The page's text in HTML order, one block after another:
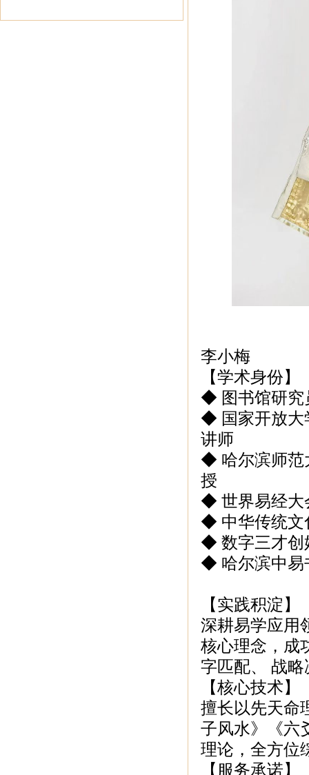
李小梅
【学术身份】
◆ 图书馆研究
◆ 国家开放大
讲师
◆ 哈尔滨师范
授
◆ 世界易经大
◆ 中华传统文
◆ 数字三才创
◆ 哈尔滨中易
【实践积淀】
深耕易学应用
核心理念，成
字匹配、 战
【核心技术】
擅长以先天命
子风水》《六
理论，全方位
【服务承诺】